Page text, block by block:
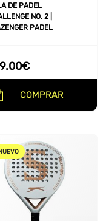
DE PADEL
NO. 2 |
PADEL
€
COMPRAR